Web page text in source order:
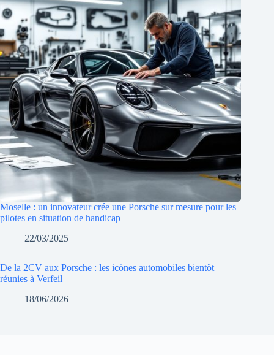
Moselle : un innovateur crée une Porsche sur mesure pour les
pilotes en situation de handicap
22/03/2025
De la 2CV aux Porsche : les icônes automobiles bientôt
réunies à Verfeil
18/06/2026